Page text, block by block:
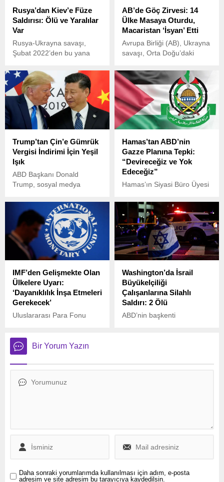
Rusya’dan Kiev’e Füze
Saldırısı: Ölü ve Yaralılar
Var
Rusya-Ukrayna savaşı,
Şubat 2022’den bu yana
ordusu bir kez daha
Ukrayna’nın başkenti Kiev’i
hedef aldı.
AB’de Göç Zirvesi: 14
Ülke Masaya Oturdu,
Macaristan ‘İsyan’ Etti
Avrupa Birliği (AB), Ukrayna
savaşı, Orta Doğu’daki
ticaret gerilimleri ve
savunma harcamalarına
odaklanmışken uzun süredir
geri planda kalan düzensiz
göç konusunu yeniden
gündeme aldı.
Trump’tan Çin’e Gümrük
Vergisi İndirimi İçin Yeşil
Işık
ABD Başkanı Donald
Trump, sosyal medya
gümrük vergilerine dair
dikkat çeken açıklamalarda
bulundu.
Hamas’tan ABD’nin
Gazze Planına Tepki:
“Devireceğiz ve Yok
Edeceğiz”
Hamas’ın Siyasi Büro Üyesi
devriminin 46. yıl dönümü
töreninde önemli
açıklamalarda bulundu.
IMF’den Gelişmekte Olan
Ülkelere Uyarı:
‘Dayanıklılık İnşa Etmeleri
Gerekecek’
Uluslararası Para Fonu
İsviçre’nin Davos
kasabasında düzenlenen
Dünya Ekonomik
açıklamalarda bulundu.
Washington’da İsrail
Büyükelçiliği
Çalışanlarına Silahlı
Saldırı: 2 Ölü
ABD’nin başkenti
kaybetti. Olay, Yahudi
Bir Yorum Yazın
Daha sonraki yorumlarımda kullanılması için adım, e-posta
adresim ve site adresim bu tarayıcıya kaydedilsin.